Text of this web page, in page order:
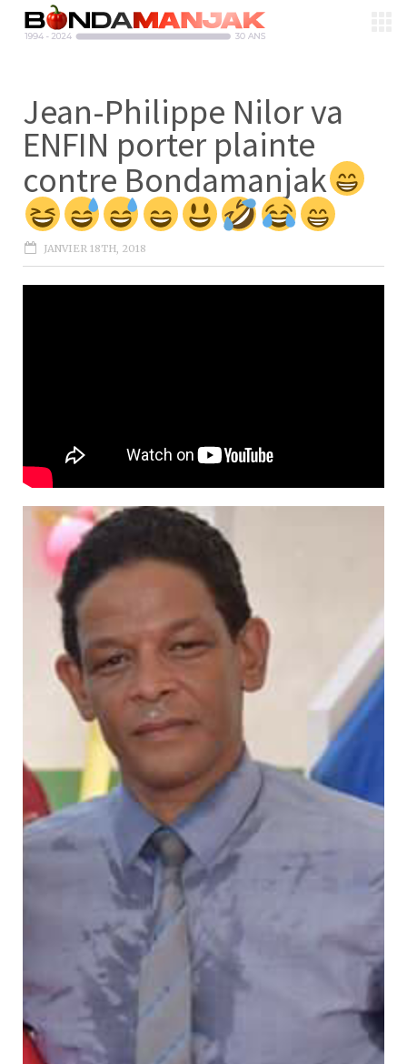
Jean-Philippe Nilor va
ENFIN porter plainte
contre Bondamanjak
JANVIER 18TH, 2018